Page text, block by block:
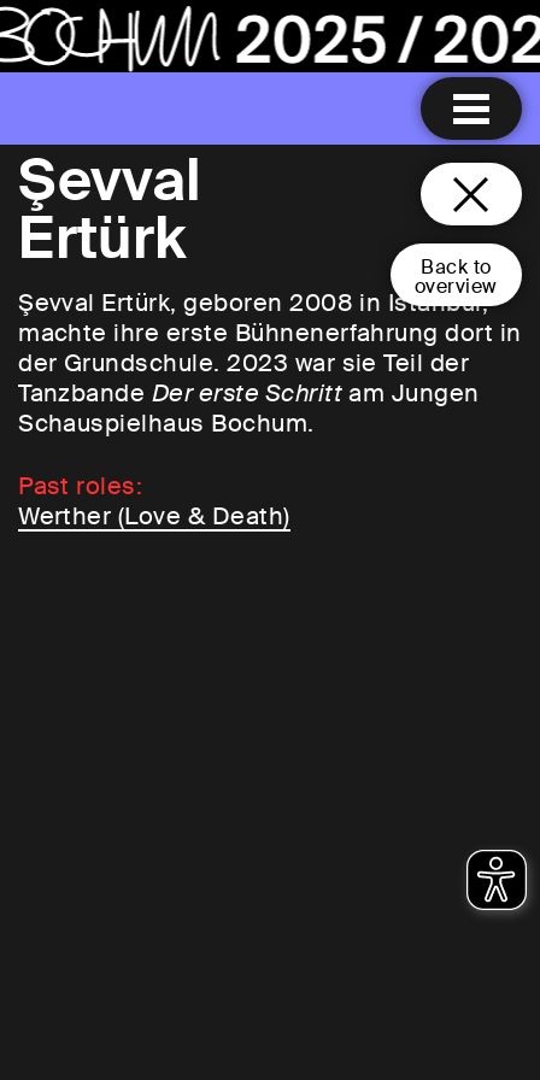
Back to
overview
Şevval
Ertürk
Şevval Ertürk, geboren 2008 in Istanbul,
machte ihre erste Bühnenerfahrung dort in
der Grundschule. 2023 war sie Teil der
Tanzbande Der erste Schrittam Jungen
Schauspielhaus Bochum.
Past roles:
Werther (Love & Death)